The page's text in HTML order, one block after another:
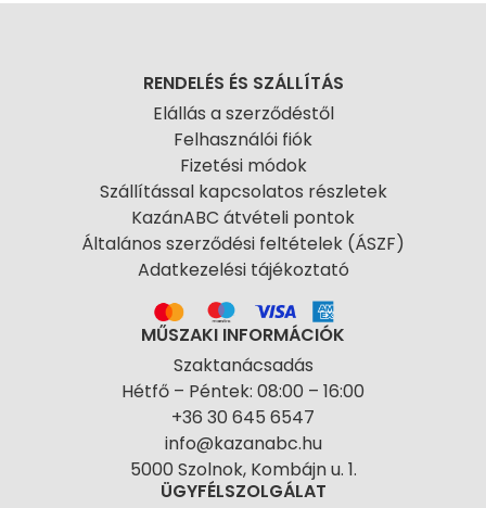
RENDELÉS ÉS SZÁLLÍTÁS
Elállás a szerződéstől
Felhasználói fiók
Fizetési módok
Szállítással kapcsolatos részletek
KazánABC átvételi pontok
Általános szerződési feltételek (ÁSZF)
Adatkezelési tájékoztató
MŰSZAKI INFORMÁCIÓK
Szaktanácsadás
Hétfő – Péntek: 08:00 – 16:00
+36 30 645 6547
info@kazanabc.hu
5000 Szolnok, Kombájn u. 1.
ÜGYFÉLSZOLGÁLAT